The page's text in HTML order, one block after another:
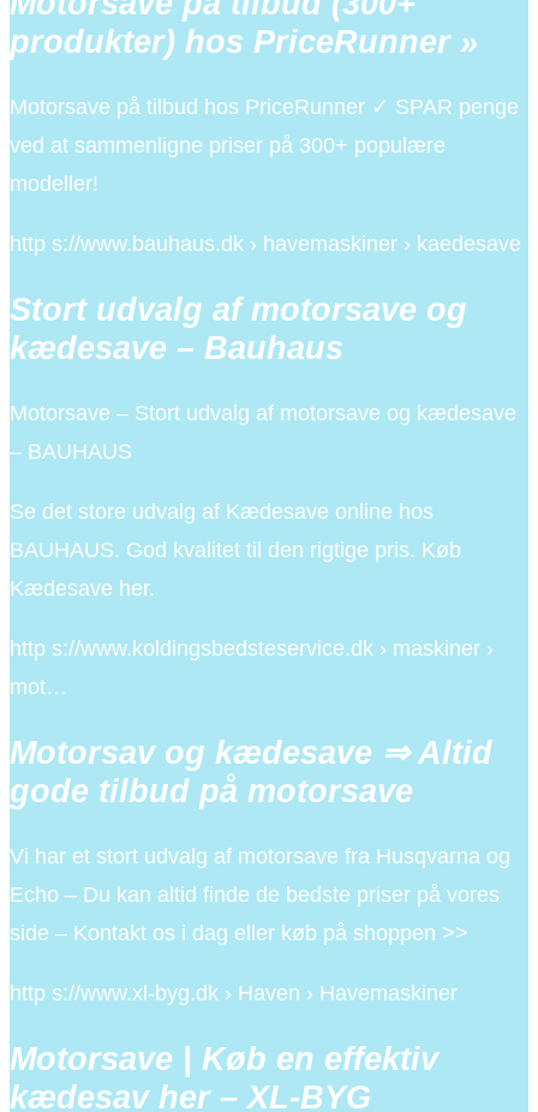
produkter) hos PriceRunner »
Motorsave på tilbud hos PriceRunner ✓ SPAR penge
ved at sammenligne priser på 300+ populære
modeller!
http s://www.bauhaus.dk › havemaskiner › kaedesave
Stort udvalg af motorsave og
kædesave – Bauhaus
Motorsave – Stort udvalg af motorsave og kædesave
– BAUHAUS
Se det store udvalg af Kædesave online hos
BAUHAUS. God kvalitet til den rigtige pris. Køb
Kædesave her.
http s://www.koldingsbedsteservice.dk › maskiner ›
mot…
Motorsav og kædesave ⇒ Altid
gode tilbud på motorsave
Vi har et stort udvalg af motorsave fra Husqvarna og
Echo – Du kan altid finde de bedste priser på vores
side – Kontakt os i dag eller køb på shoppen >>
http s://www.xl-byg.dk › Haven › Havemaskiner
Motorsave | Køb en effektiv
kædesav her – XL-BYG